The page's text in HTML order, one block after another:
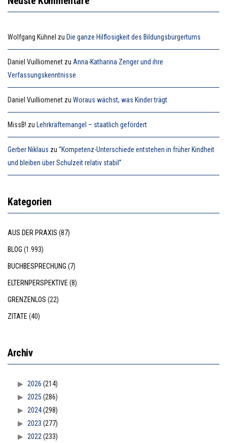
Wolfgang Kühnel zu Die ganze Hilflosigkeit des Bildungsbürgertums
Daniel Vuilliomenet zu Anna-Katharina Zenger und ihre
Verfassungskenntnisse
Daniel Vuilliomenet zu Woraus wächst, was Kinder trägt
MissB! zu Lehrkräftemangel – staatlich gefördert
Gerber Niklaus zu “Kompetenz-Unterschiede entstehen in früher Kindheit
und bleiben über Schulzeit relativ stabil”
Kategorien
AUS DER PRAXIS (87)
BLOG (1.993)
BUCHBESPRECHUNG (7)
ELTERNPERSPEKTIVE (8)
GRENZENLOS (22)
ZITATE (40)
Archiv
2026 (214)
2025 (286)
2024(298)
2023 (277)
2022 (233)